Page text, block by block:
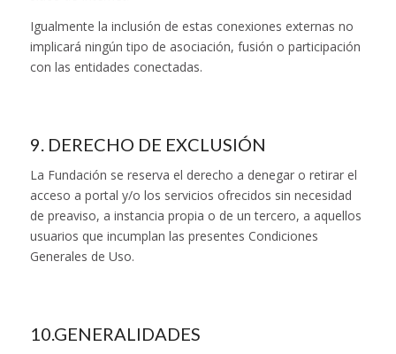
Igualmente la inclusión de estas conexiones externas no
implicará ningún tipo de asociación, fusión o participación
con las entidades conectadas.
9. DERECHO DE EXCLUSIÓN
La Fundación se reserva el derecho a denegar o retirar el
acceso a portal y/o los servicios ofrecidos sin necesidad
de preaviso, a instancia propia o de un tercero, a aquellos
usuarios que incumplan las presentes Condiciones
Generales de Uso.
10.GENERALIDADES